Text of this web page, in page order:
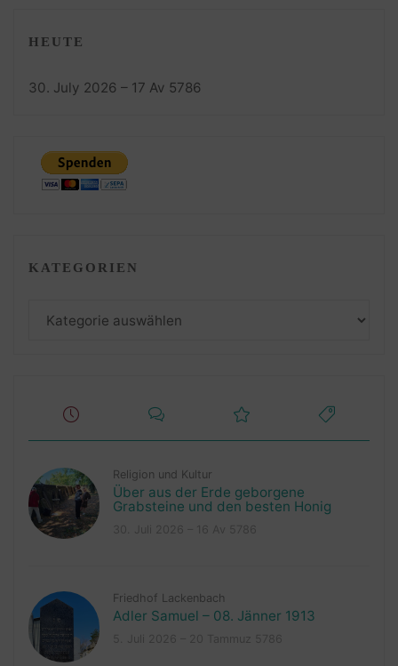
HEUTE
30. July 2026 – 17 Av 5786
KATEGORIEN
Religion und Kultur
Über aus der Erde geborgene
Grabsteine und den besten Honig
Friedhof Lackenbach
Adler Samuel – 08. Jänner 1913